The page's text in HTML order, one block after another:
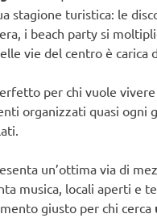
stagione turistica: le
i beach party si
vie del centro è carica
per chi vuole
organizzati quasi ogni
un’ottima via di
musica, locali aperti e
giusto per chi cerca